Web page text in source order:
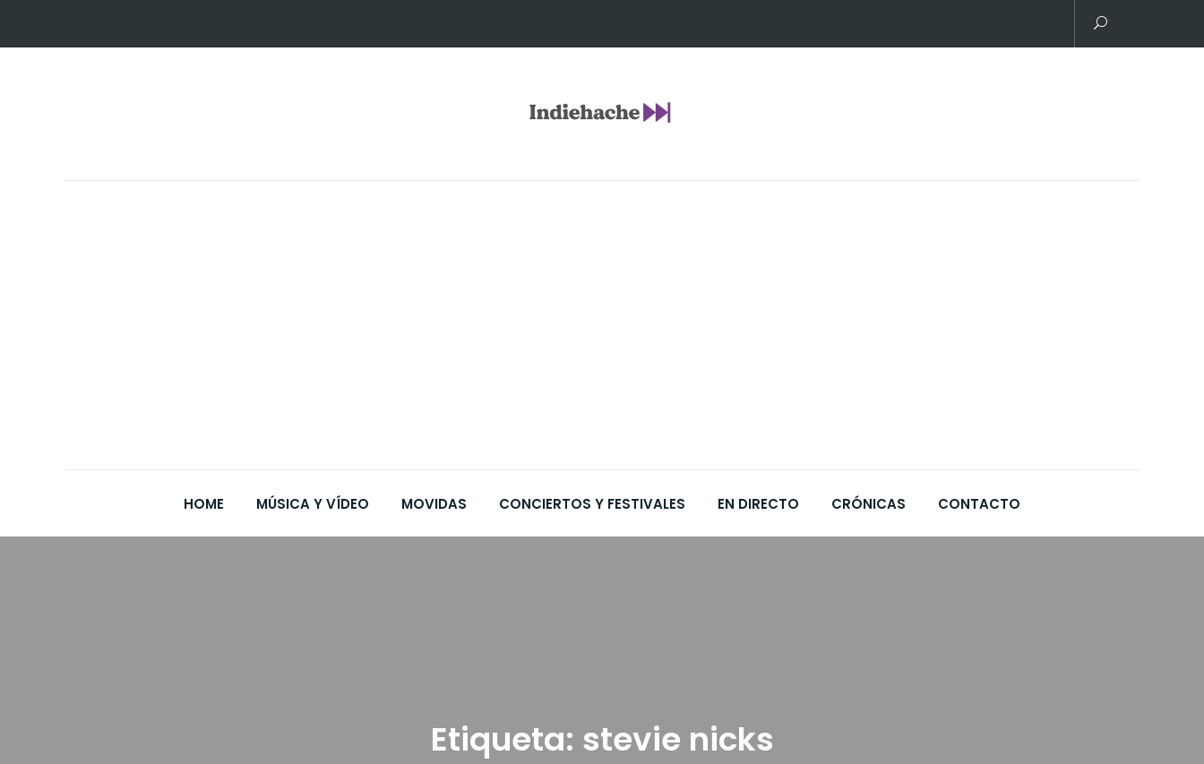
HOME MÚSICA Y VÍDEO MOVIDAS CONCIERTOS Y FESTIVALES EN DIRECTO CRÓNICAS CONTACTO
Etiqueta: stevie nicks